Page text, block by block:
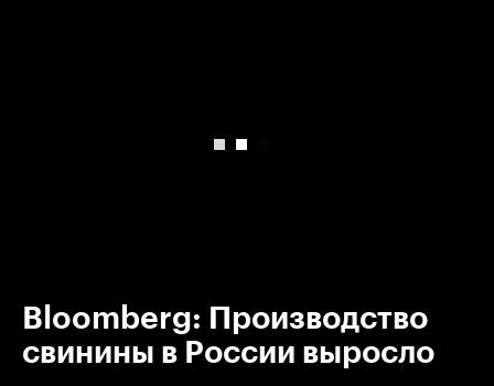
Bloomberg: Производство
свинины в России выросло